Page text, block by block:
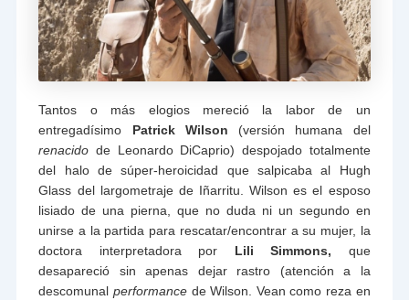
Tantos o más elogios mereció la labor de un
entregadísimo Patrick Wilson (versión humana del
renacido de Leonardo DiCaprio) despojado totalmente
del halo de súper-heroicidad que salpicaba al Hugh
Glass del largometraje de Iñarritu. Wilson es el esposo
lisiado de una pierna, que no duda ni un segundo en
unirse a la partida para rescatar/encontrar a su mujer, la
doctora interpretadora por Lili Simmons, que
desapareció sin apenas dejar rastro (atención a la
descomunalperformance de Wilson. Vean como reza en